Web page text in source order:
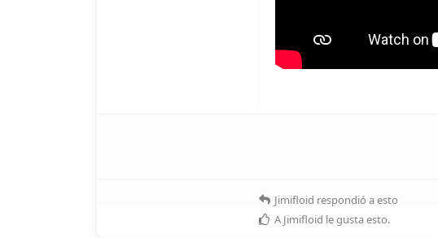
Jimifloid respondió a esto
A Jimifloid le gusta esto.